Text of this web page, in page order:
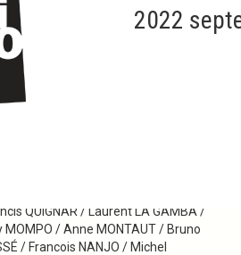
2022
QUIGNAR / Laurent LA GAMBA /
MOMPO / Anne MONTAUT / Bruno
/ Francois NANJO / Michel